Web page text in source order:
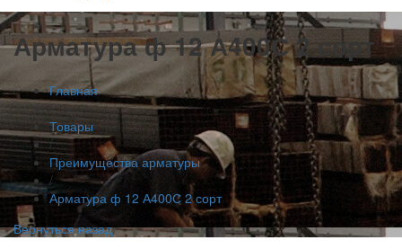
Арматура ф 12 А400С 2 сорт
Главная
/
Товары
/
Преимущества арматуры
/
Арматура ф 12 А400С 2 сорт
Вернуться назад